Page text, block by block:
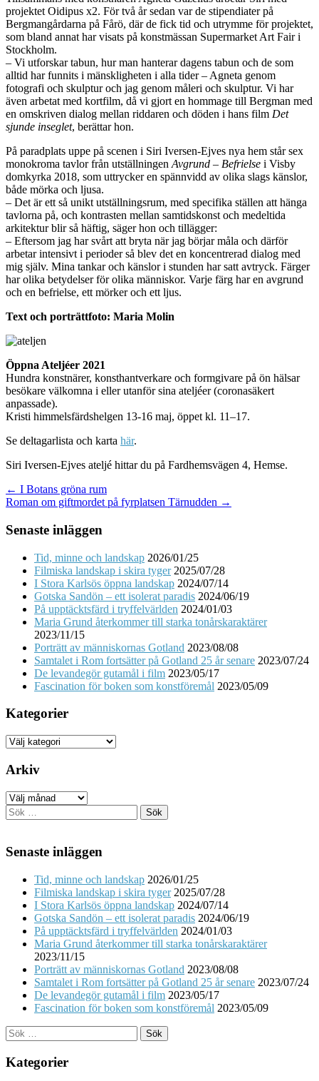
projektet Oidipus x2. För två år sedan var de stipendiater på
Bergmangårdarna på Fårö, där de fick tid och utrymme för projektet,
som bland annat har visats på konstmässan Supermarket Art Fair i
Stockholm.
– Vi utforskar tabun, hur man hanterar dagens tabun och de som
alltid har funnits i mänskligheten i alla tider – Agneta genom
fotografi och skulptur och jag genom måleri och skulptur. Vi har
även arbetat med kortfilm, då vi gjort en hommage till Bergman med
en omskriven dialog mellan riddaren och döden i hans film Det
sjunde inseglet, berättar hon.
På paradplats uppe på scenen i Siri Iversen-Ejves nya hem står sex
monokroma tavlor från utställningen Avgrund – Befrielse i Visby
domkyrka 2018, som uttrycker en spännvidd av olika slags känslor,
både mörka och ljusa.
– Det är ett så unikt utställningsrum, med specifika ställen att hänga
tavlorna på, och kontrasten mellan samtidskonst och medeltida
arkitektur blir så häftig, säger hon och tillägger:
– Eftersom jag har svårt att bryta när jag börjar måla och därför
arbetar intensivt i perioder så blev det en koncentrerad dialog med
mig själv. Mina tankar och känslor i stunden har satt avtryck. Färger
har olika betydelser för olika människor. Varje färg har en avgrund
och en befrielse, ett mörker och ett ljus.
Text och porträttfoto: Maria Molin
Öppna Ateljéer 2021
Hundra konstnärer, konsthantverkare och formgivare på ön hälsar
besökare välkomna i eller utanför sina ateljéer (coronasäkert
anpassade).
Kristi himmelsfärdshelgen 13-16 maj, öppet kl. 11–17.
Se deltagarlista och karta här.
Siri Iversen-Ejves ateljé hittar du på Fardhemsvägen 4, Hemse.
Post
navigation
← I Botans gröna rum
Roman om giftmordet på fyrplatsen Tärnudden →
Senaste inläggen
Tid, minne och landskap 2026/01/25
Filmiska landskap i skira tyger 2025/07/28
I Stora Karlsös öppna landskap 2024/07/14
Gotska Sandön – ett isolerat paradis 2024/06/19
På upptäcktsfärd i tryffelvärlden 2024/01/03
Maria Grund återkommer till starka tonårskaraktärer
2023/11/15
Porträtt av människornas Gotland 2023/08/08
Samtalet i Rom fortsätter på Gotland 25 år senare 2023/07/24
De levandegör gutamål i film 2023/05/17
Fascination för boken som konstföremål 2023/05/09
Kategorier
Kategorier
Arkiv
Arkiv
Sök
efter:
Senaste inläggen
Tid, minne och landskap 2026/01/25
Filmiska landskap i skira tyger 2025/07/28
I Stora Karlsös öppna landskap 2024/07/14
Gotska Sandön – ett isolerat paradis 2024/06/19
På upptäcktsfärd i tryffelvärlden 2024/01/03
Maria Grund återkommer till starka tonårskaraktärer
2023/11/15
Porträtt av människornas Gotland 2023/08/08
Samtalet i Rom fortsätter på Gotland 25 år senare 2023/07/24
De levandegör gutamål i film 2023/05/17
Fascination för boken som konstföremål 2023/05/09
Sök
efter:
Kategorier